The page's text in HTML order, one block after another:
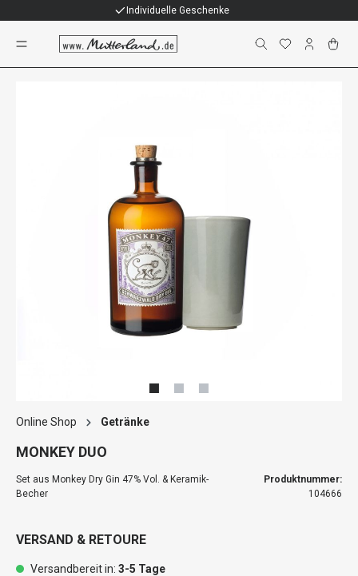
Individuelle Geschenke
Online Shop Getränke
MONKEY DUO
Set aus Monkey Dry Gin 47% Vol. & Keramik-
Becher
Produktnummer:
104666
VERSAND & RETOURE
Versandbereit in: 3-5 Tage